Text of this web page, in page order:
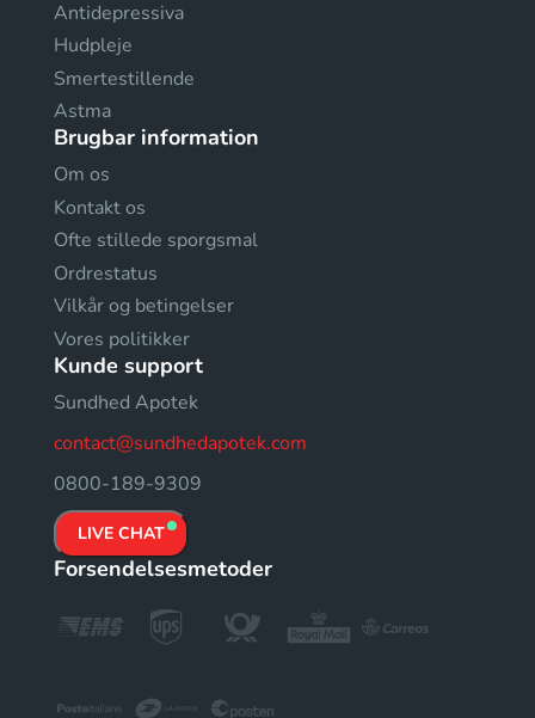
Antidepressiva
Hudpleje
Smertestillende
Astma
Brugbar information
Om os
Kontakt os
Ofte stillede sporgsmal
Ordrestatus
Vilkår og betingelser
Vores politikker
Kunde support
Sundhed Apotek
contact@sundhedapotek.com
0800-189-9309
LIVE CHAT
Forsendelsesmetoder